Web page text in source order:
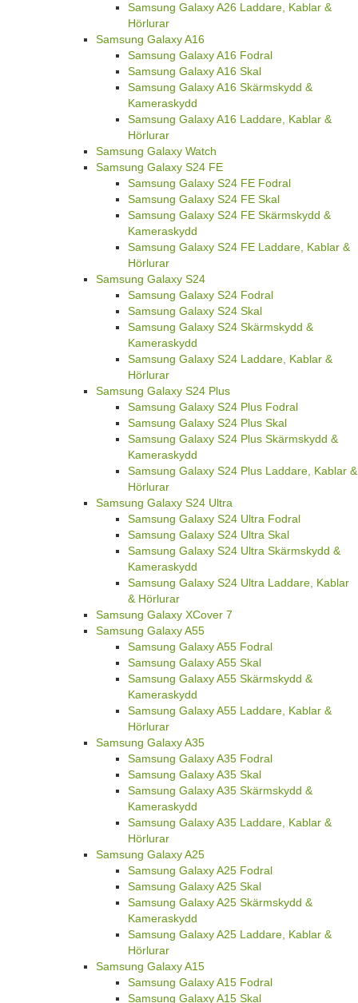
Samsung Galaxy A26 Laddare, Kablar &
Hörlurar
Samsung Galaxy A16
Samsung Galaxy A16 Fodral
Samsung Galaxy A16 Skal
Samsung Galaxy A16 Skärmskydd &
Kameraskydd
Samsung Galaxy A16 Laddare, Kablar &
Hörlurar
Samsung Galaxy Watch
Samsung Galaxy S24 FE
Samsung Galaxy S24 FE Fodral
Samsung Galaxy S24 FE Skal
Samsung Galaxy S24 FE Skärmskydd &
Kameraskydd
Samsung Galaxy S24 FE Laddare, Kablar &
Hörlurar
Samsung Galaxy S24
Samsung Galaxy S24 Fodral
Samsung Galaxy S24 Skal
Samsung Galaxy S24 Skärmskydd &
Kameraskydd
Samsung Galaxy S24 Laddare, Kablar &
Hörlurar
Samsung Galaxy S24 Plus
Samsung Galaxy S24 Plus Fodral
Samsung Galaxy S24 Plus Skal
Samsung Galaxy S24 Plus Skärmskydd &
Kameraskydd
Samsung Galaxy S24 Plus Laddare, Kablar &
Hörlurar
Samsung Galaxy S24 Ultra
Samsung Galaxy S24 Ultra Fodral
Samsung Galaxy S24 Ultra Skal
Samsung Galaxy S24 Ultra Skärmskydd &
Kameraskydd
Samsung Galaxy S24 Ultra Laddare, Kablar
& Hörlurar
Samsung Galaxy XCover 7
Samsung Galaxy A55
Samsung Galaxy A55 Fodral
Samsung Galaxy A55 Skal
Samsung Galaxy A55 Skärmskydd &
Kameraskydd
Samsung Galaxy A55 Laddare, Kablar &
Hörlurar
Samsung Galaxy A35
Samsung Galaxy A35 Fodral
Samsung Galaxy A35 Skal
Samsung Galaxy A35 Skärmskydd &
Kameraskydd
Samsung Galaxy A35 Laddare, Kablar &
Hörlurar
Samsung Galaxy A25
Samsung Galaxy A25 Fodral
Samsung Galaxy A25 Skal
Samsung Galaxy A25 Skärmskydd &
Kameraskydd
Samsung Galaxy A25 Laddare, Kablar &
Hörlurar
Samsung Galaxy A15
Samsung Galaxy A15 Fodral
Samsung Galaxy A15 Skal